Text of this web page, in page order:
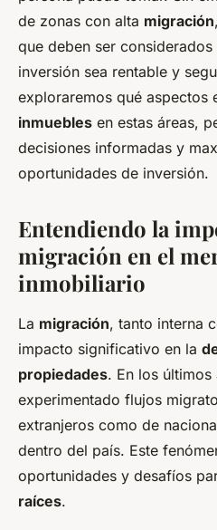
de zonas con alta migración
que deben ser
inversión sea rentable y
exploraremos qué aspectos
inmuebles en estas áreas,
decisiones informadas y
oportunidades de inversión.
Entendiendo la
migración en el
inmobiliario
La migración, tanto interna
impacto significativo en la
propiedades. En los últimos
experimentado flujos
extranjeros como de
dentro del país. Este
oportunidades y desafíos
raíces.